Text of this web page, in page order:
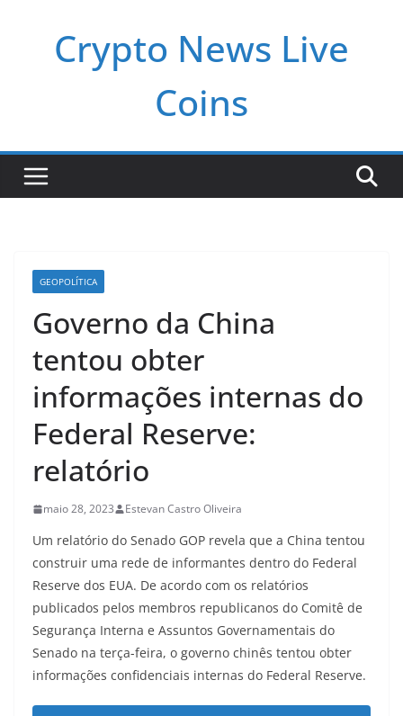
Crypto News Live
Coins
GEOPOLÍTICA
Governo da China
tentou obter
informações internas do
Federal Reserve:
relatório
maio 28, 2023 Estevan Castro Oliveira
Um relatório do Senado GOP revela que a China tentou
construir uma rede de informantes dentro do Federal
Reserve dos EUA. De acordo com os relatórios
publicados pelos membros republicanos do Comitê de
Segurança Interna e Assuntos Governamentais do
Senado na terça-feira, o governo chinês tentou obter
informações confidenciais internas do Federal Reserve.